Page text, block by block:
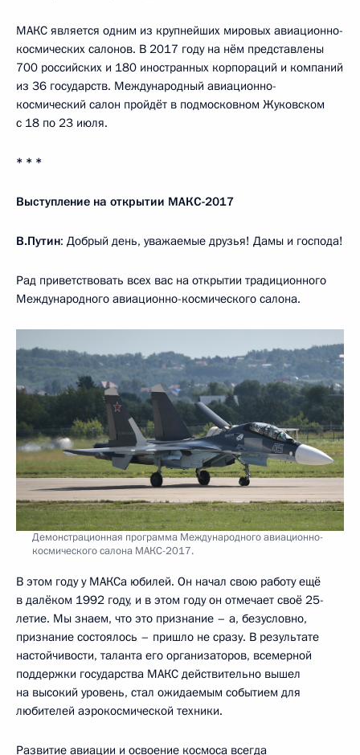
МАКС является одним из крупнейших мировых авиационно-
космических салонов. В 2017 году на нём представлены
700 российских и 180 иностранных корпораций и компаний
из 36 государств. Международный авиационно-
космический салон пройдёт в подмосковном Жуковском
с 18 по 23 июля.
* * *
Выступление на открытии МАКС-2017
В.Путин: Добрый день, уважаемые друзья! Дамы и господа!
Рад приветствовать всех вас на открытии традиционного
Международного авиационно-космического салона.
Демонстрационная программа Международного авиационно-
космического салона МАКС-2017.
В этом году у МАКСа юбилей. Он начал свою работу ещё
в далёком 1992 году, и в этом году он отмечает своё 25-
летие. Мы знаем, что это признание – а, безусловно,
признание состоялось – пришло не сразу. В результате
настойчивости, таланта его организаторов, всемерной
поддержки государства МАКС действительно вышел
на высокий уровень, стал ожидаемым событием для
любителей аэрокосмической техники.
Развитие авиации и освоение космоса всегда